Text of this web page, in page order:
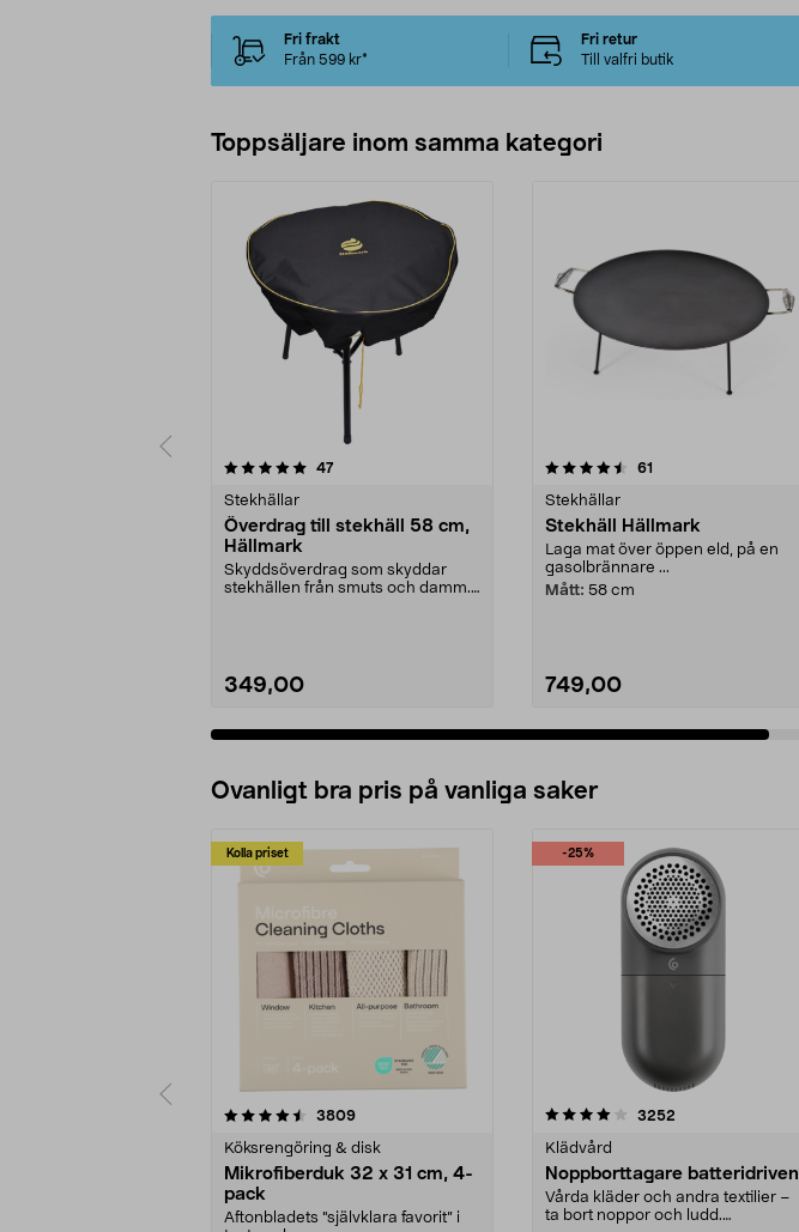
Fri frakt
Från 599 kr*
Fri retur
Till valfri butik
Toppsäljare inom samma kategori
47recensioner
Stekhällar
Överdrag till stekhäll 58 cm,
Hällmark
Skyddsöverdrag som skyddar
stekhällen från smuts och damm.
349,00
4.5 av 5 stjärnor 61
Stekhällar
Stekhäll Hällmark
Laga mat över öppen eld, på en
gasolbrännare ...
Mått: 58 cm
749,00
4.5 av 5 stjärnor
Ovanligt bra pris på vanliga saker
Kolla priset
3809recensioner
Köksrengöring & disk
Mikrofiberduk 32 x 31 cm, 4-
pack
Aftonbladets "självklara favorit” i
-25%
4.0av 5 stjärnor 3252
Klädvård
Noppborttagare batteridriven
Vårda kläder och andra textilier –
ta bort noppor och ludd.
4.5av 5 stjärnor